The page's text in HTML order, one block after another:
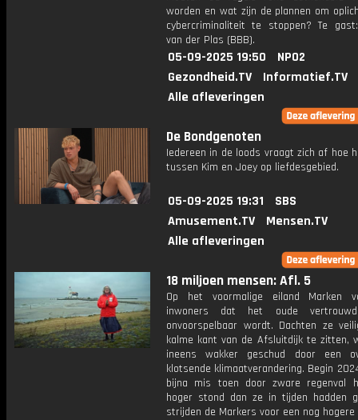
worden en wat zijn de plannen om
cybercriminaliteit te stoppen? Te
van der Plas (BBB).
05-09-2025 19:50
NPO2
Gezondheid.TV
Informatief.TV
Alle afleveringen
De Bondgenoten
Iedereen in de loods vraagt zich af hoe
tussen Kim en Joey op liefdesgebied.
05-09-2025 19:31
SBS
Amusement.TV
Mensen.TV
Alle afleveringen
18 miljoen mensen: Afl. 5
Op het voormalige eiland Marken
inwoners dat het oude
onvoorspelbaar wordt. Dachten ze
kalme kant van de Afsluitdijk te zitten,
ineens wakker geschud door een
klotsende klimaatverandering. Begin
bijna mis toen door zware regenval
hoger stond dan ze in tijden hadden
strijden de Markers voor een nog hogere